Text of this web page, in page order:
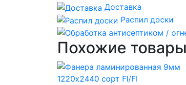
Доставка
Распил доски
Похожие товары